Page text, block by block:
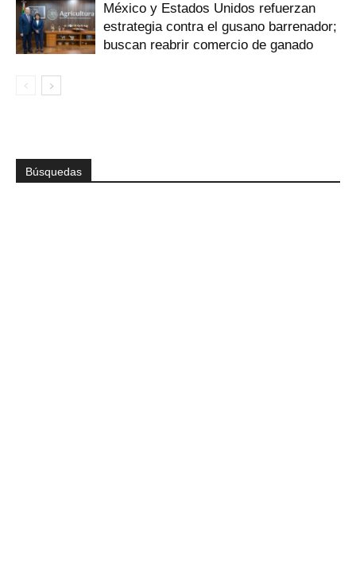
México y Estados Unidos refuerzan
estrategia contra el gusano barrenador;
buscan reabrir comercio de ganado
Búsquedas